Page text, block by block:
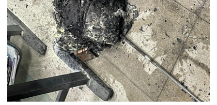
生成式AI與雲端應用
Enterprise Digital Transformation
特集